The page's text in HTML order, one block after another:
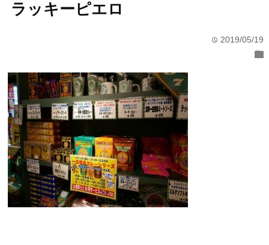
ラッキーピエロ
time 2019/05/19
folder